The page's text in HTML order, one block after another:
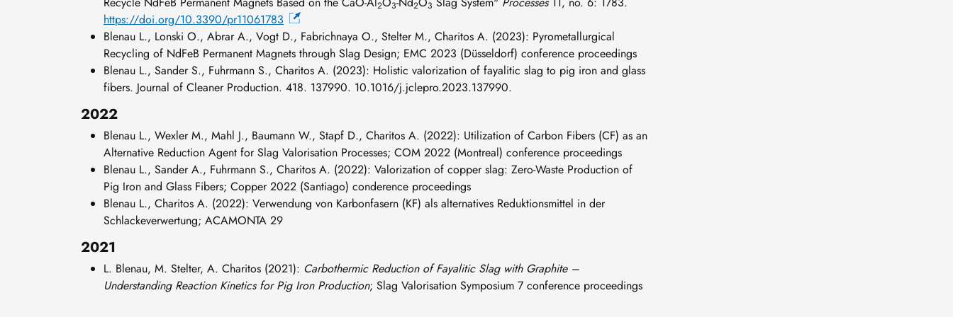
2 3 2 3
https://doi.org/10.3390/pr11061783
Blenau L., Lonski O., Abrar A., Vogt D., Fabrichnaya O., Stelter M., Charitos A. (2023): Pyrometallurgical
Recycling of NdFeB Permanent Magnets through Slag Design; EMC 2023 (Düsseldorf) conference proceedings
Blenau L., Sander S., Fuhrmann S., Charitos A. (2023): Holistic valorization of fayalitic slag to pig iron and glass
fibers. Journal of Cleaner Production. 418. 137990. 10.1016/j.jclepro.2023.137990.
2022
Blenau L., Wexler M., Mahl J., Baumann W., Stapf D., Charitos A. (2022): Utilization of Carbon Fibers (CF) as an
Alternative Reduction Agent for Slag Valorisation Processes; COM 2022 (Montreal) conference proceedings
Blenau L., Sander A., Fuhrmann S., Charitos A. (2022): Valorization of copper slag: Zero-Waste Production of
Pig Iron and Glass Fibers; Copper 2022 (Santiago) conderence proceedings
Blenau L., Charitos A. (2022): Verwendung von Karbonfasern (KF) als alternatives Reduktionsmittel in der
Schlackeverwertung; ACAMONTA 29
2021
L. Blenau, M. Stelter, A. Charitos (2021): Carbothermic Reduction of Fayalitic Slag with Graphite –
Understanding Reaction Kinetics for Pig Iron Production; Slag Valorisation Symposium 7 conference proceedings